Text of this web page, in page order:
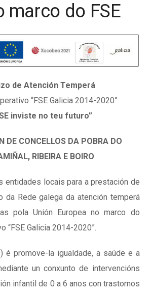
marco do FSE
de Atención Temperá
“FSE Galicia 2014-2020”
inviste no teu futuro”
DE CONCELLOS DA POBRA DO
RIBEIRA E BOIRO
entidades locais para a prestación de
da Rede galega da atención temperá
pola Unión Europea no marco do
“FSE Galicia 2014-2020”.
é promove-la igualdade, a saúde e a
un conxunto de intervencións
infantil de 0 a 6 anos con trastornos